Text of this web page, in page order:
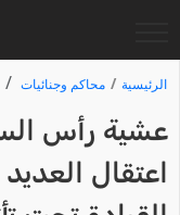
الرئيسية محاكم وجنائيات
عشية رأس
اعتقال